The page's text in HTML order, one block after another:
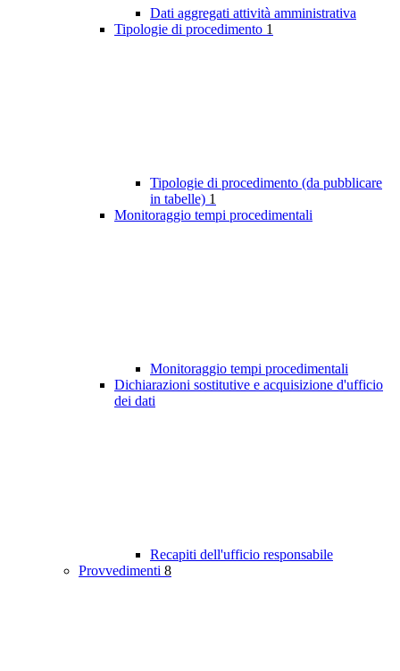
Dati aggregati attività amministrativa
Tipologie di procedimento 1
Tipologie di procedimento (da pubblicare
in tabelle) 1
Monitoraggio tempi procedimentali
Monitoraggio tempi procedimentali
Dichiarazioni sostitutive e acquisizione d'ufficio
dei dati
Recapiti dell'ufficio responsabile
Provvedimenti 8